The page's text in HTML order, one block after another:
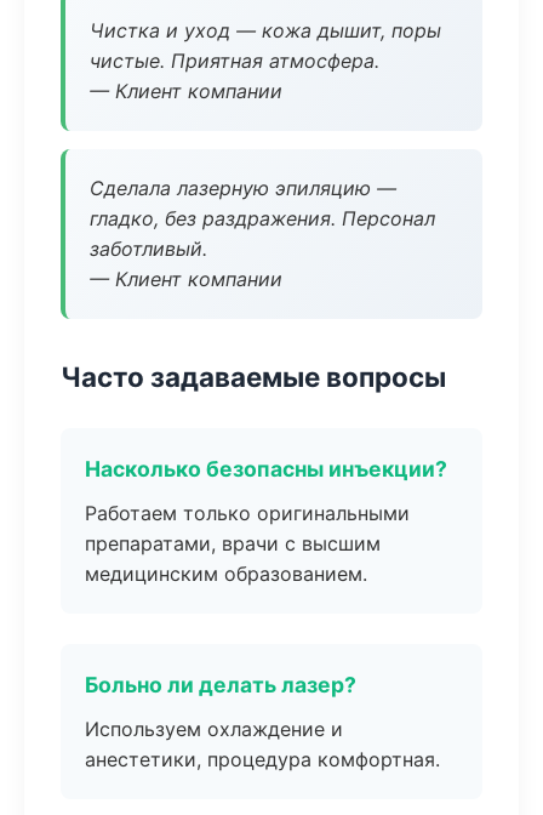
Чистка и уход — кожа дышит, поры
чистые. Приятная атмосфера.
— Клиент компании
Сделала лазерную эпиляцию —
гладко, без раздражения. Персонал
заботливый.
— Клиент компании
Часто задаваемые вопросы
Насколько безопасны инъекции?
Работаем только оригинальными
препаратами, врачи с высшим
медицинским образованием.
Больно ли делать лазер?
Используем охлаждение и
анестетики, процедура комфортная.